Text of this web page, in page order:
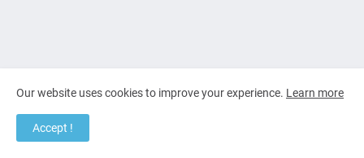
Our website uses cookies to improve your experience. Learn more
Accept !